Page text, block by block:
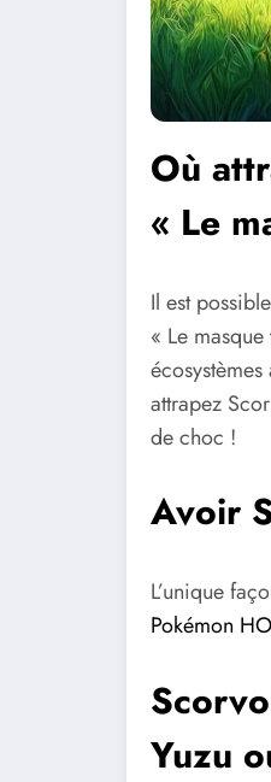
Où
« Le
Il est
« Le
attrapez
de choc !
Avoir
L’unique
Pokémon
Yuzu